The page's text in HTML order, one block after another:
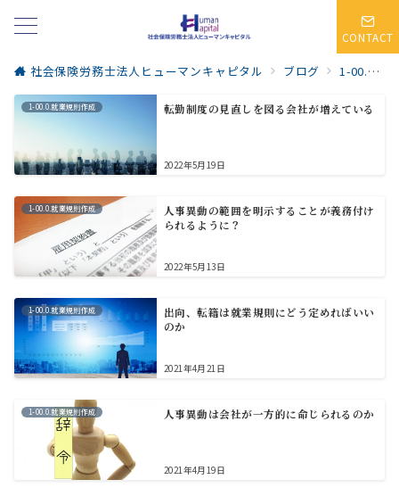
CONTACT
社会保険労務士法人ヒューマンキャピタル ブログ 1-00.0.就業規則作成
1-00.0.就業規則作成 転勤制度の見直しを図る会社が増えている
2022年5月19日
1-00.0.就業規則作成
人事異動の範囲を明示することが義務付け
られるように？
2022年5月13日
1-00.0.就業規則作成
出向、転籍は就業規則にどう定めればいい
のか
2021年4月21日
1-00.0.就業規則作成 人事異動は会社が一方的に命じられるのか
2021年4月19日